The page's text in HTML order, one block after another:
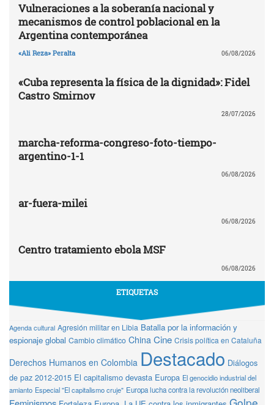
Vulneraciones a la soberanía nacional y
mecanismos de control poblacional en la
Argentina contemporánea
«Ali Reza» Peralta 06/08/2026
«Cuba representa la física de la dignidad»: Fidel
Castro Smirnov
28/07/2026
marcha-reforma-congreso-foto-tiempo-
argentino-1-1
06/08/2026
ar-fuera-milei
06/08/2026
Centro tratamiento ebola MSF
06/08/2026
ETIQUETAS
Agenda cultural Agresión militar en Libia Batalla por la información y
espionaje global Cambio climático China Cine Crisis política en Cataluña
Derechos Humanos en Colombia Destacado Diálogos
de paz 2012-2015 El capitalismo devasta Europa El genocidio industrial del
amianto Especial "El capitalismo cruje" Europa lucha contra la revolución neoliberal